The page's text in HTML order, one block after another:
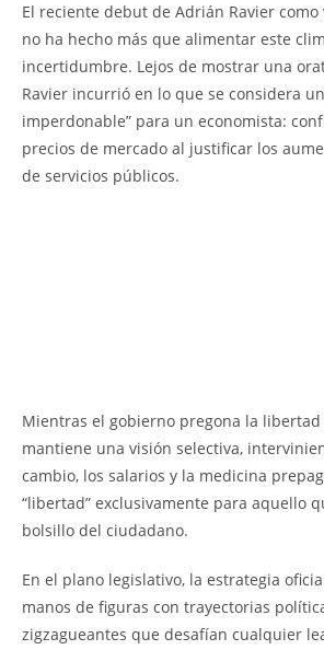
El reciente debut de Adrián Ravier
no ha hecho más que alimentar este
incertidumbre. Lejos de mostrar una
Ravier incurrió en lo que se considera
imperdonable” para un economista:
precios de mercado al justificar los
de servicios públicos.
Mientras el gobierno pregona la libertad
mantiene una visión selectiva,
cambio, los salarios y la medicina
“libertad” exclusivamente para aquello
bolsillo del ciudadano.
En el plano legislativo, la estrategia
manos de figuras con trayectorias
zigzagueantes que desafían cualquier